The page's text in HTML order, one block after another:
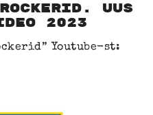
UUS
2023
Youtube-st: